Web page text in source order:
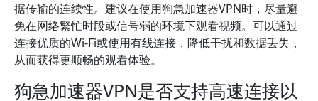
据传输的连续性。建议在使用狗急加速器VPN时，尽量避
免在网络繁忙时段或信号弱的环境下观看视频。可以通过
连接优质的Wi-Fi或使用有线连接，降低干扰和数据丢失，
从而获得更顺畅的观看体验。
狗急加速器VPN是否支持高速连接以